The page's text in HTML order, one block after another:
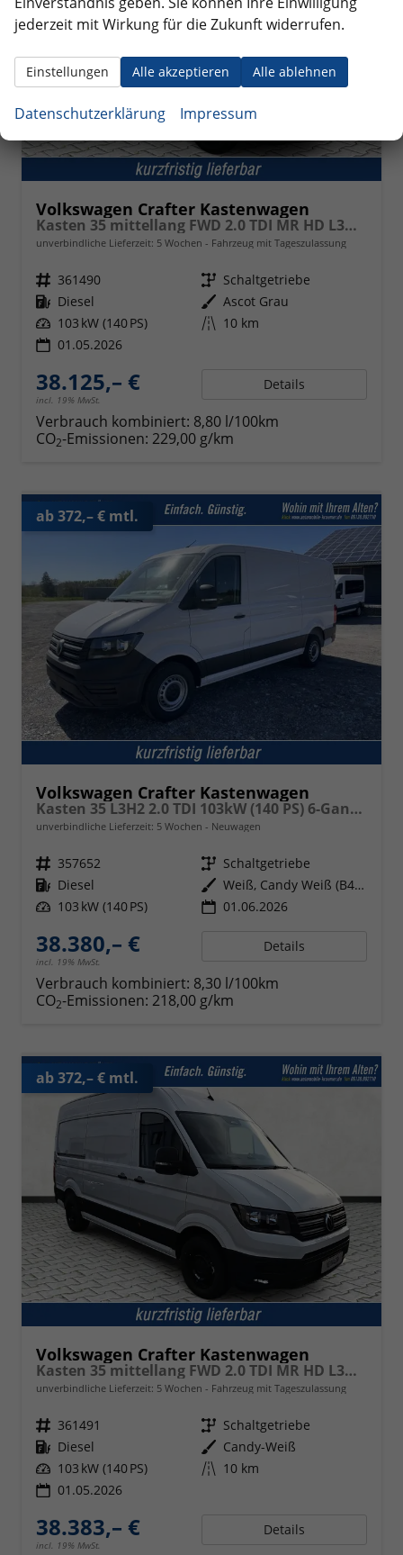
Volkswagen Crafter Kastenwagen
Kasten 35 mittellang FWD 2.0 TDI MR HD L3H3 ErgoActive
unverbindliche Lieferzeit: 5 Wochen Fahrzeug mit Tageszulassung
Fahrzeugnr. 361490 Getriebe Schaltgetriebe
Kraftstoff Diesel Außenfarbe Ascot Grau
Leistung 103 kW (140 PS) Kilometerstand 10 km
01.05.2026
38.125,– €
incl. 19% MwSt.
Details
Verbrauch kombiniert: 8,80 l/100km
CO2-Emissionen: 229,00 g/km
ab 372,– € mtl.
Volkswagen Crafter Kastenwagen
Kasten 35 L3H2 2.0 TDI 103kW (140 PS) 6-Gang-Schaltgetriebe
unverbindliche Lieferzeit: 5 Wochen Neuwagen
Fahrzeugnr. 357652 Getriebe Schaltgetriebe
Kraftstoff Diesel Außenfarbe
Weiß, Candy Weiß (B4B4)
Leistung 103 kW (140 PS) 01.06.2026
38.380,– €
incl. 19% MwSt.
Details
Verbrauch kombiniert: 8,30 l/100km
CO2-Emissionen: 218,00 g/km
ab 372,– € mtl.
Volkswagen Crafter Kastenwagen
Kasten 35 mittellang FWD 2.0 TDI MR HD L3H3 ErgoActive
unverbindliche Lieferzeit: 5 Wochen Fahrzeug mit Tageszulassung
Fahrzeugnr. 361491 Getriebe Schaltgetriebe
Kraftstoff Diesel Außenfarbe Candy-Weiß
Leistung 103 kW (140 PS) Kilometerstand 10 km
01.05.2026
38.383,– €
incl. 19% MwSt.
Details
jederzeit mit Wirkung für die Zukunft widerrufen.
Alle akzeptieren Alle ablehnen
Einstellungen
Datenschutzerklärung Impressum